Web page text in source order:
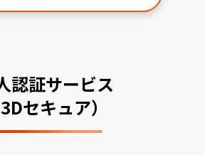
認証サービス
3Dセキュア）